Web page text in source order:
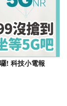
! 科技小電報